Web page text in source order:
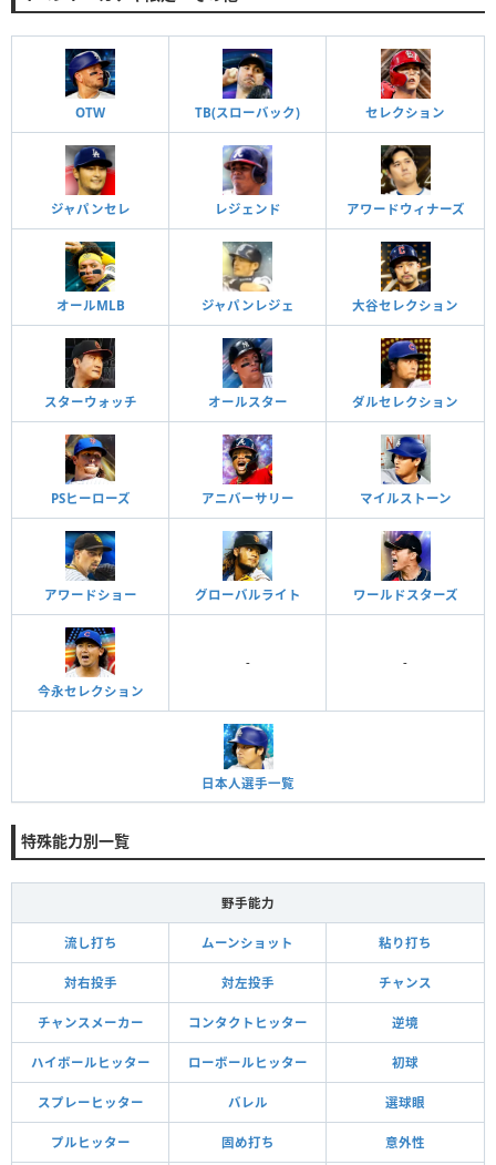
OTW TB(スローバック) セレクション
ジャパンセレ レジェンド アワードウィナーズ
オールMLB ジャパンレジェ 大谷セレクション
スターウォッチ オールスター ダルセレクション
PSヒーローズ アニバーサリー マイルストーン
アワードショー グローバルライト ワールドスターズ
今永セレクション
- -
日本人選手一覧
特殊能力別一覧
野手能力
流し打ち ムーンショット 粘り打ち
対右投手 対左投手 チャンス
チャンスメーカー コンタクトヒッター 逆境
ハイボールヒッター ローボールヒッター 初球
スプレーヒッター バレル 選球眼
プルヒッター 固め打ち 意外性